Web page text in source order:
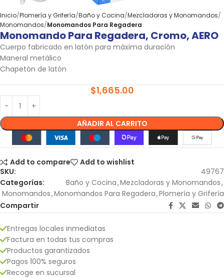
Inicio Plomería y Grifería Baño y Cocina Mezcladoras y Monomandos
Monomandos Monomandos Para Regadera
Monomando Para Regadera, Cromo, AERO
Cuerpo fabricado en latón para máxima duración
Maneral metálico
Chapetón de latón
$1,665.00
AÑADIR AL CARRITO
Add to compare
Add to wishlist
SKU:
49767
Categorías:
Baño y Cocina,Mezcladoras y Monomandos,
Monomandos,Monomandos Para Regadera,Plomería y Grifería
Compartir
Entregas locales inmediatas
Factura en todas tus compras
Productos garantizados
Pagos 100% seguros
Recoge en sucursal